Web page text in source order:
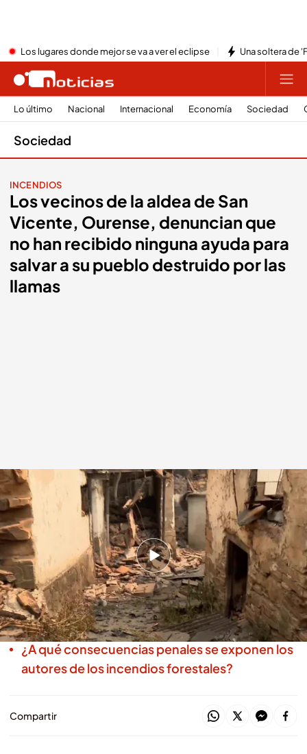
Los lugares donde mejor se va a ver el eclipse Una soltera de
Lo último Nacional Internacional Economía Sociedad
Sociedad
INCENDIOS
Los vecinos de la aldea de San
Vicente, Ourense, denuncian que
no han recibido ninguna ayuda para
salvar a su pueblo destruido por las
llamas
Casa de la aldea de San Vicente, en San Martín de Vadeorras, Ourense,
completamente destruidas por los incendios .Noticias Cuatro
Redacción digital Noticias Cuatro
18 AGO 2025 - 17:08h.Actualizado a las 17:08h.
Solo en la provincia de Ourense hay nueve
incendios activos y más de 60.000 hectáreas
quemadas.
¿A qué consecuencias penales se exponen los
autores de los incendios forestales?
Compartir